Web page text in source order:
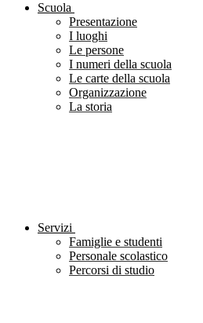
Scuola
Presentazione
I luoghi
Le persone
I numeri della scuola
Le carte della scuola
Organizzazione
La storia
Servizi
Famiglie e studenti
Personale scolastico
Percorsi di studio